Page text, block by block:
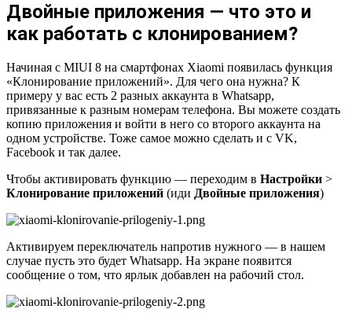
Двойные приложения — что это и
как работать с клонированием?
Начиная с MIUI 8 на смартфонах Xiaomi появилась функция
«Клонирование приложений». Для чего она нужна? К
примеру у вас есть 2 разных аккаунта в Whatsapp,
привязанные к разным номерам телефона. Вы можете создать
копию приложения и войти в него со второго аккаунта на
одном устройстве. Тоже самое можно сделать и с VK,
Facebook и так далее.
Чтобы активировать функцию — переходим в Настройки >
Клонирование приложений (иди Двойные приложения)
Активируем переключатель напротив нужного — в нашем
случае пусть это будет Whatsapp. На экране появится
сообщение о том, что ярлык добавлен на рабочий стол.